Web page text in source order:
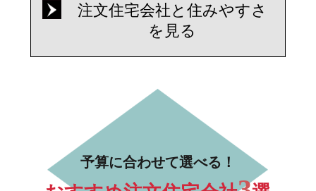
注文住宅会社と住みやすさ
を見る
予算に合わせて選べる！